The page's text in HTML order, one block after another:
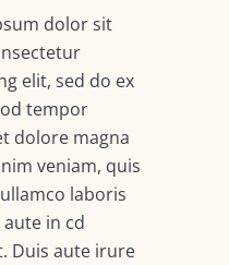
dolor sit
elit, sed do ex
tempor
dolore magna
veniam, quis
laboris
in cd
Duis aute irure